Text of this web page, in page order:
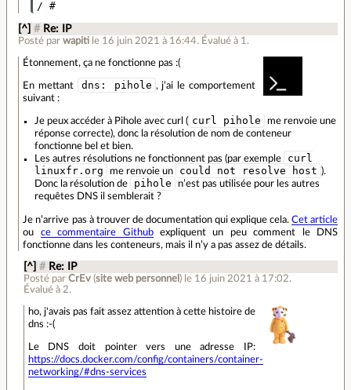
[^] # Re: IP
Posté parwapiti le 16 juin 2021 à 16:44. Évalué à 1.
Étonnement, ça ne fonctionne pas :(
En mettant dns: pihole , j’ai le comportement
suivant :
Je peux accéder à Pihole avec curl ( curl pihole
me renvoie une
réponse correcte), donc la résolution de nom de conteneur
fonctionne bel et bien.
Les autres résolutions ne fonctionnent pas (par exemple
curl
linuxfr.org
me renvoie un could not resolve host ).
Donc la résolution de
pihole
n’est pas utilisée pour les autres
requêtes DNS il semblerait ?
Je n’arrive pas à trouver de documentation qui explique cela. Cet article
ou ce commentaire Githubexpliquent un peu comment le DNS
fonctionne dans les conteneurs, mais il n’y a pas assez de détails.
[^] # Re: IP
Posté par CrEv(site web personnel ) le 16 juin 2021 à 17:02.
Évalué à 2.
ho, j'avais pas fait assez attention à cette histoire de
dns :-(
Le DNS doit pointer vers une adresse IP:
https://docs.docker.com/config/containers/container-
networking/#dns-services